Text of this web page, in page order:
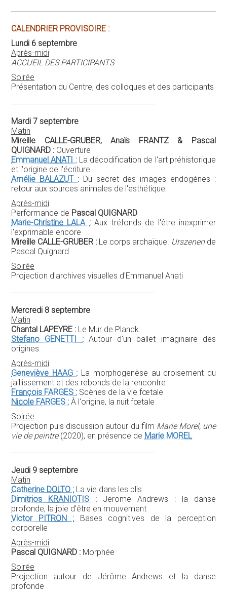
CALENDRIER PROVISOIRE :
Lundi 6 septembre
Après-midi
ACCUEIL DES PARTICIPANTS
Soirée
Présentation du Centre, des colloques et des participants
Mardi 7 septembre
Matin
Mireille CALLE-GRUBER, Anaïs FRANTZ & Pascal
QUIGNARD : Ouverture
Emmanuel ANATI :La décodification de l'art préhistorique
et l'origine de l'écriture
Amélie BALAZUT :Du secret des images endogènes :
retour aux sources animales de l'esthétique
Après-midi
Performance de Pascal QUIGNARD
Marie-Christine LALA :Aux tréfonds de l'être inexprimer
l'exprimable encore
Mireille CALLE-GRUBER : Le corps archaïque. Urszenende
Pascal Quignard
Soirée
Projection d'archives visuelles d'Emmanuel Anati
Mercredi 8 septembre
Matin
Chantal LAPEYRE : Le Mur de Planck
Stefano GENETTI :Autour d'un ballet imaginaire des
origines
Après-midi
Geneviève HAAG : La morphogenèse au croisement du
jaillissement et des rebonds de la rencontre
François FARGES : Scènes de la vie fœtale
Nicole FARGES : À l'origine, la nuit fœtale
Soirée
Projection puis discussion autour du film Marie Morel, une
vie de peintre(2020), en présence de Marie MOREL
Jeudi 9 septembre
Matin
Catherine DOLTO : La vie dans les plis
Dimitrios KRANIOTIS : Jerome Andrews : la danse
profonde, la joie d'être en mouvement
Victor PITRON : Bases cognitives de la perception
corporelle
Après-midi
Pascal QUIGNARD : Morphée
Soirée
Projection autour de Jérôme Andrews et la danse
profonde